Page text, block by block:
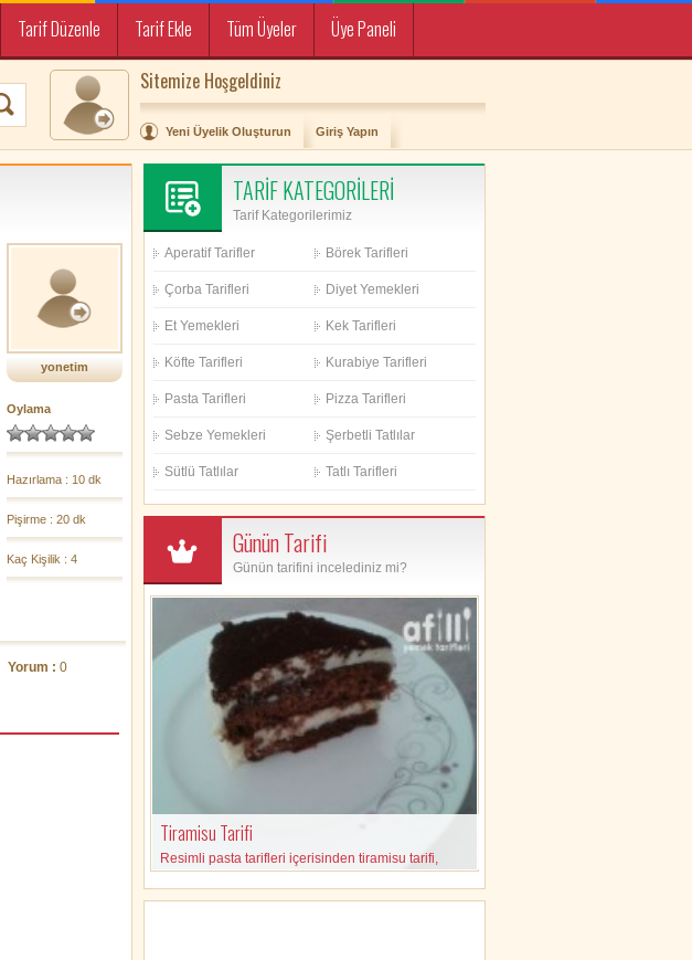
Tarif Düzenle Tarif Ekle Tüm Üyeler
Üye Paneli
Sitemize Hoşgeldiniz
Yeni Üyelik Oluşturun Giriş Yapın
yonetim
Oylama
Hazırlama : 10 dk
Pişirme : 20 dk
Kaç Kişilik : 4
Yorum : 0
TARİF KATEGORİLERİ
Tarif Kategorilerimiz
Aperatif Tarifler Börek Tarifleri
Çorba Tarifleri Diyet Yemekleri
Et Yemekleri Kek Tarifleri
Köfte Tarifleri Kurabiye Tarifleri
Pasta Tarifleri Pizza Tarifleri
Sebze Yemekleri Şerbetli Tatlılar
Sütlü Tatlılar Tatlı Tarifleri
Günün Tarifi
Günün tarifini incelediniz mi?
Tiramisu Tarifi
Resimli pasta tarifleri içerisinden tiramisu tarifi,